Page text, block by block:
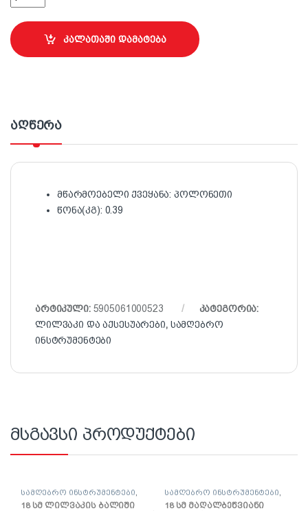
კალათაში დამატება
აღწერა
მწარმოებელი ქვეყანა: პოლონეთი
წონა(კგ): 0.39
არტიკული: 5905061000523
კატეგორია:
ლილვაკი და აქსესუარები, სამღებრო
ინსტრუმენტები
მსგავსი პროდუქტები
სამღებრო ინსტრუმენტები
ლილვაკი და აქსესუარები
18 სმ ლილვაკის ბალიში
სამღებრო ინსტრუმენტები
ლილვაკი და აქსესუარები
18 სმ მაღალბეწვიანი